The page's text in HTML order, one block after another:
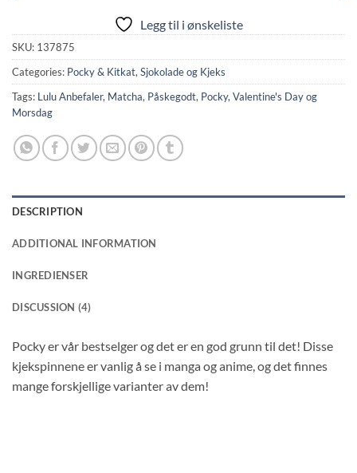
Legg til i ønskeliste
SKU: 137875
Categories: Pocky & Kitkat, Sjokolade og Kjeks
Tags: Lulu Anbefaler, Matcha, Påskegodt, Pocky, Valentine's Day og
Morsdag
DESCRIPTION
ADDITIONAL INFORMATION
INGREDIENSER
DISCUSSION (4)
Pocky er vår bestselger og det er en god grunn til det! Disse
kjekspinnene er vanlig å se i manga og anime, og det finnes
mange forskjellige varianter av dem!